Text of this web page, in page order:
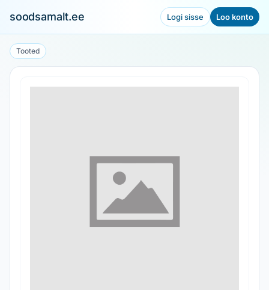
soodsamalt.ee Logi sisse Loo konto
Tooted